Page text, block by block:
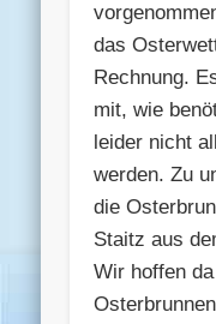
das
Rechnung.
mit, wie
leider nicht
werden. Zu
die
Staitz aus
Wir hoffen